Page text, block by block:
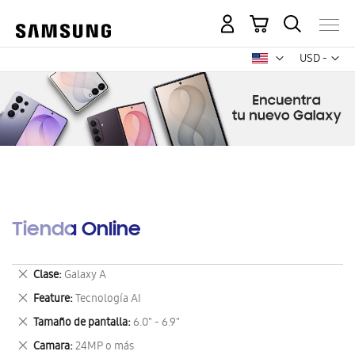
USD -
dólar
Mi carrito
Tienda Online
Clase Galaxy A
Eliminar
este
artículo
Feature Tecnología AI
Eliminar
este
artículo
Tamaño de pantalla 6.0" - 6.9"
Eliminar
este
Camara 24MP o más
Eliminar